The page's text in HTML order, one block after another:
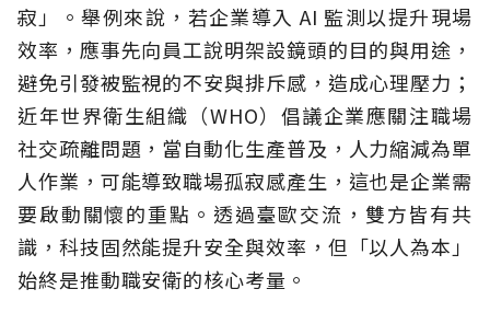
寂」。舉例來說，若企業導入 AI 監測以提升現場
效率，應事先向員工說明架設鏡頭的目的與用途，
避免引發被監視的不安與排斥感，造成心理壓力；
近年世界衛生組織（WHO）倡議企業應關注職場
社交疏離問題，當自動化生產普及，人力縮減為單
人作業，可能導致職場孤寂感產生，這也是企業需
要啟動關懷的重點。透過臺歐交流，雙方皆有共
識，科技固然能提升安全與效率，但「以人為本」
始終是推動職安衛的核心考量。